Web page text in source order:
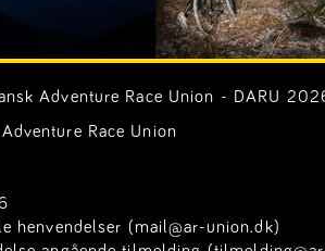
Adventure Race Union - DARU
Race Union
henvendelser (mail@ar-union.dk)